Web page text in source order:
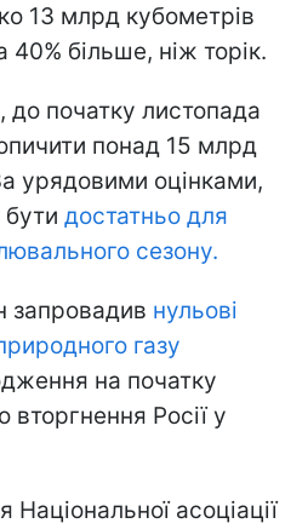
13 млрд кубометрів
40% більше, ніж торік.
до початку листопада
понад 15 млрд
урядовими оцінками,
бути достатньо для
сезону.
запровадив нульові
газу
на початку
Росії у
асоціації